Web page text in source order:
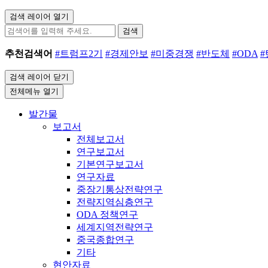
검색 레이어 열기
검색
추천검색어 #트럼프2기 #경제안보 #미중경쟁 #반도체 #ODA #
검색 레이어 닫기
전체메뉴 열기
발간물
보고서
전체보고서
연구보고서
기본연구보고서
연구자료
중장기통상전략연구
전략지역심층연구
ODA 정책연구
세계지역전략연구
중국종합연구
기타
현안자료